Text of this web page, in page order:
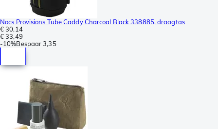
Nocs Provisions Tube Caddy Charcoal Black 338885, draagtas
€ 30,14
€ 33,49
-10%Bespaar 3,35